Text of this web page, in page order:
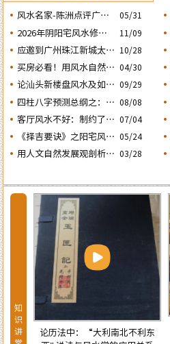
风水名家-陈洲点评广州
广交会芭洲交易中心大楼
的风水态势
05/31
2026年阴阳宅风水修造
动土入宅择吉需知
11/09
应邀到广州珠江新城太平
洋金融大厦堪舆调理风水
10/28
买房必看！用风水自然环
境观教你怎样选购住宅房
子及正确的装修布局规划
04/30
论汕头新楼盘风水及如何
正确化解“门、主、灶”
的煞气
09/29
四柱八字预测总纲之：生
成四柱八字的依据及日月
五星主政的各自特性……
08/08
客厅风水不好：制约了家
庭运势及汕头经济发
07/04
《择吉要诀》之阳宅风水
择日法
05/24
用人文自然发展观剖析相 03/28
知
识
讲
不利东
老祖宗留下的阳宅风水口诀50
条-注解版，值得收藏！